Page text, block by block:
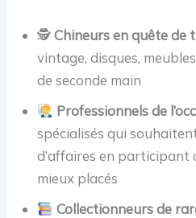
🕵️Chineurs en quête de
vintage, disques,
de seconde main
Professionnels de
spécialisés qui
d’affaires en participant
mieux placés
Collectionneurs de